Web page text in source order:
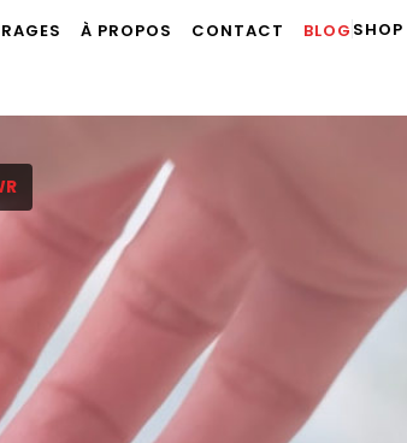
À PROPOS CONTACT BLOG SHOP